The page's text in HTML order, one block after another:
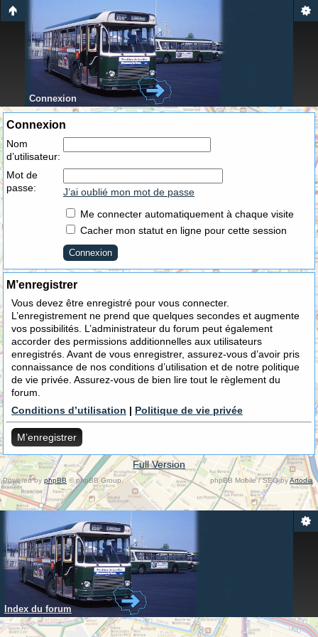
Connexion
Connexion
Nom
d’utilisateur:
Mot de
passe:
J’ai oublié mon mot de passe
Me connecter automatiquement à chaque visite
Cacher mon statut en ligne pour cette session
M’enregistrer
Vous devez être enregistré pour vous connecter.
L’enregistrement ne prend que quelques secondes et augmente
vos possibilités. L’administrateur du forum peut également
accorder des permissions additionnelles aux utilisateurs
enregistrés. Avant de vous enregistrer, assurez-vous d’avoir pris
connaissance de nos conditions d’utilisation et de notre politique
de vie privée. Assurez-vous de bien lire tout le règlement du
forum.
Conditions d’utilisation | Politique de vie privée
M’enregistrer
Full Version
Powered byphpBB © phpBB Group. phpBB Mobile / SEO byArtodia .
Index du forum